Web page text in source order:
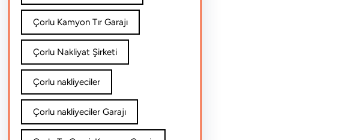
Çorlu Kamyon Tır Garajı
Çorlu Nakliyat Şirketi
Çorlu nakliyeciler
Çorlu nakliyeciler Garajı